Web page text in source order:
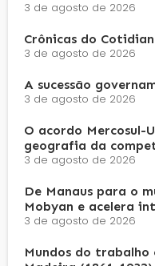
3 de agosto de 2026
Crônicas do
3 de agosto de 2026
A sucessão
3 de agosto de 2026
O acordo Mercosul-
geografia da
3 de agosto de 2026
De Manaus para o
Mobyan e acelera
3 de agosto de 2026
Mundos do